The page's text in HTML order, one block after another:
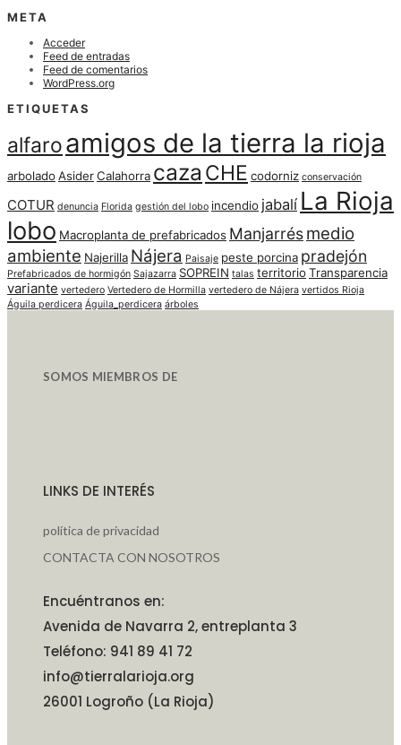
META
Acceder
Feed de entradas
Feed de comentarios
WordPress.org
ETIQUETAS
alfaroamigos de la tierra la rioja
arboladoAsiderCalahorra caza CHE codorniz conservación
COTUR denuncia Florida gestión del lobo incendio jabalí La Rioja
lobo Macroplanta de prefabricados Manjarrésmedio
ambiente Najerilla Nájera Paisaje peste porcina pradejón
Prefabricados de hormigón Sajazarra SOPREIN talas territorioTransparencia
variante vertedero Vertedero de Hormilla vertedero de Nájera vertidos Rioja
Águila perdicera Águila_perdicera árboles
SOMOS MIEMBROS DE
LINKS DE INTERÉS
política de privacidad
CONTACTA CON NOSOTROS
Encuéntranos en:
Avenida de Navarra 2, entreplanta 3
Teléfono: 941 89 41 72
info@tierralarioja.org
26001 Logroño (La Rioja)